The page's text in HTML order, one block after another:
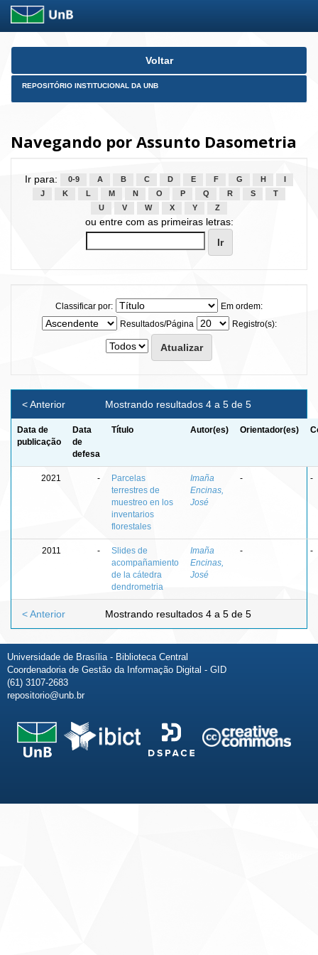
Skip
Voltar
REPOSITÓRIO INSTITUCIONAL DA UNB
Navegando por Assunto Dasometria
Ir para: 0-9 A B C D E F G H
J
K L M N O P Q R S
T
U
V W X Y Z
ou entre com as primeiras letras:
Classificar por:
Em ordem:
Resultados/Página
Registro(s):
Mostrando resultados 4 a 5 de 5
< Anterior
Data de
publicação
Data
de
defesa
Título Autor(es) Orientador(es)
2021 -
Parcelas
terrestres de
muestreo en los
inventarios
florestales
Imaña
Encinas,
José
- -
2011 -
Slides de
acompañamiento
de la cátedra
dendrometria
Imaña
Encinas,
José
- -
Mostrando resultados 4 a 5 de 5
< Anterior
Universidade de Brasília - Biblioteca Central
Coordenadoria de Gestão da Informação Digital - GID
(61) 3107-2683
repositorio@unb.br